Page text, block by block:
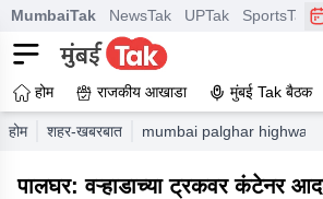
MumbaiTak NewsTak UPTak SportsTak
होम राजकीय आखाडा मुंबई Tak बैठक
होम शहर-खबरबात mumbai palghar highway
पालघर: वऱ्हाडाच्या ट्रकवर कंटेनर